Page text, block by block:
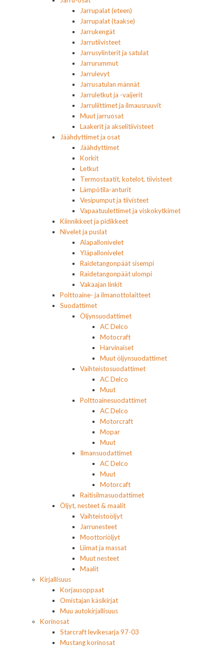
Jarrupalat (eteen)
Jarrupalat (taakse)
Jarrukengät
Jarrutiivisteet
Jarrusylinterit ja satulat
Jarrurummut
Jarrulevyt
Jarrusatulan männät
Jarruletkut ja -vaijerit
Jarruliittimet ja ilmausruuvit
Muut jarruosat
Laakerit ja akselitiivisteet
Jäähdyttimet ja osat
Jäähdyttimet
Korkit
Letkut
Termostaatit, kotelot, tiivisteet
Lämpötila-anturit
Vesipumput ja tiivisteet
Vapaatuulettimet ja viskokytkimet
Kiinnikkeet ja pidikkeet
Nivelet ja puslat
Alapallonivelet
Yläpallonivelet
Raidetangonpäät sisempi
Raidetangonpäät ulompi
Vakaajan linkit
Polttoaine- ja ilmanottolaitteet
Suodattimet
Öljynsuodattimet
AC Delco
Motocraft
Harvinaiset
Muut öljynsuodattimet
Vaihteistosuodattimet
AC Delco
Muut
Polttoainesuodattimet
AC Delco
Motorcraft
Mopar
Muut
Ilmansuodattimet
AC Delco
Muut
Motorcaft
Raitisilmasuodattimet
Öljyt, nesteet & maalit
Vaihteistoöljyt
Jarrunesteet
Moottoriöljyt
Liimat ja massat
Muut nesteet
Maalit
Kirjallisuus
Korjausoppaat
Omistajan käsikirjat
Muu autokirjallisuus
Korinosat
Starcraft levikesarja 97-03
Mustang korinosat